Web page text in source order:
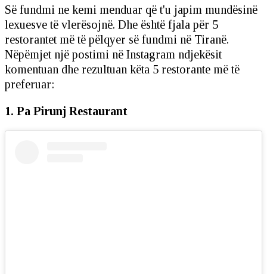
Së fundmi ne kemi menduar që t'u japim mundësinë
lexuesve të vlerësojnë. Dhe është fjala për 5
restorantet më të pëlqyer së fundmi në Tiranë.
Nëpëmjet një postimi në Instagram ndjekësit
komentuan dhe rezultuan këta 5 restorante më të
preferuar:
1. Pa Pirunj Restaurant